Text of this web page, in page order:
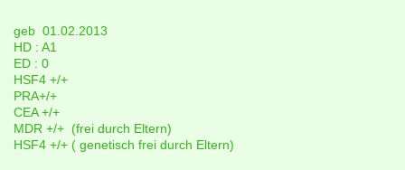
geb 01.02.2013
HD : A1
ED : 0
HSF4 +/+
PRA+/+
CEA +/+
MDR +/+ (frei durch Eltern)
HSF4 +/+ ( genetisch frei durch Eltern)